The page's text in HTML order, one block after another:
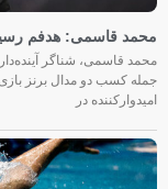
محمد قاسمی: هدفم رسیدن به فینال ۴۰۰ متر
محمد قاسمی، شناگر آینده‌دار
جمله کسب دو مدال برنز
امیدوارکننده در